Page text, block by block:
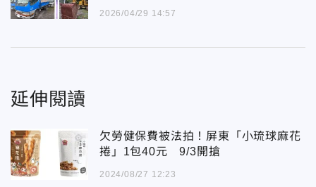
2026/04/29 14:57
延伸閱讀
欠勞健保費被法拍！屏東「小琉球麻花
捲」1包40元 9/3開搶
2024/08/27 12:23